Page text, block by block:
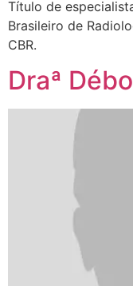
Título de
Brasileiro de
CBR.
Draª